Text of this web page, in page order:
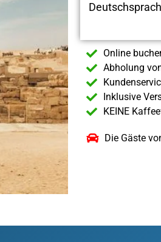
Online
Abholung
Inklusive
KEINE
Die Gäste